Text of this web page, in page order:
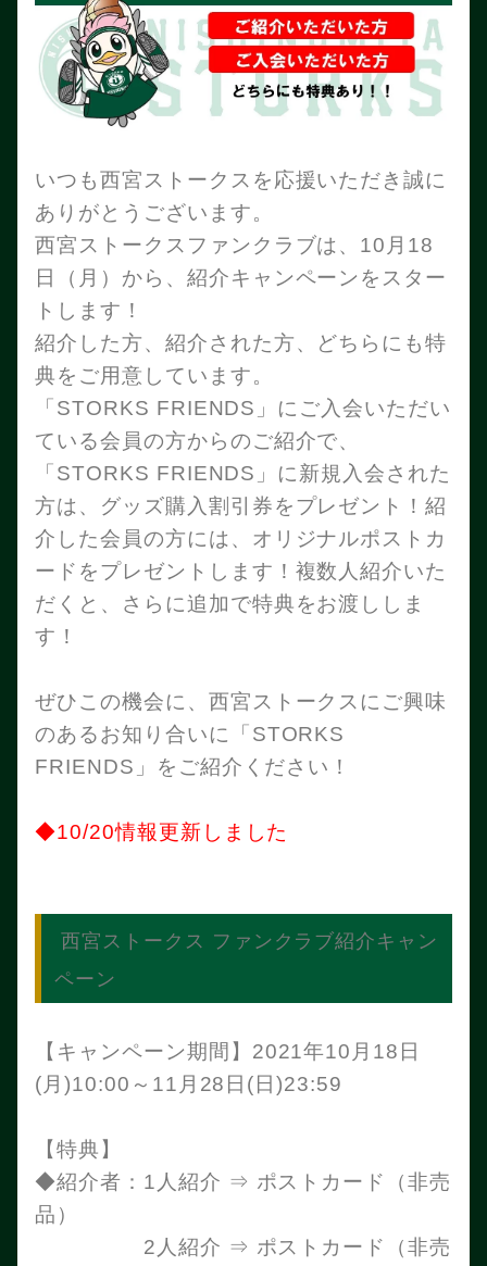
いつも西宮ストークスを応援いただき誠に
ありがとうございます。
西宮ストークスファンクラブは、10月18
日（月）から、紹介キャンペーンをスター
トします！
紹介した方、紹介された方、どちらにも特
典をご用意しています。
「STORKS FRIENDS」にご入会いただい
ている会員の方からのご紹介で、
「STORKS FRIENDS」に新規入会された
方は、グッズ購入割引券をプレゼント！紹
介した会員の方には、オリジナルポストカ
ードをプレゼントします！複数人紹介いた
だくと、さらに追加で特典をお渡ししま
す！
ぜひこの機会に、西宮ストークスにご興味
のあるお知り合いに「STORKS
FRIENDS」をご紹介ください！
◆10/20情報更新しました
西宮ストークス ファンクラブ紹介キャン
ペーン
【キャンペーン期間】2021年10月18日
(月)10:00～11月28日(日)23:59
【特典】
◆紹介者：1人紹介 ⇒ ポストカード（非売
品）
2人紹介 ⇒ ポストカード（非売